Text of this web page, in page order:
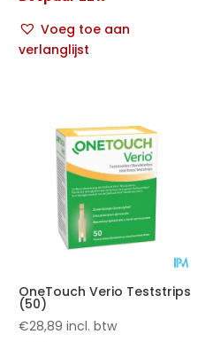
Voeg toe aan
verlanglijst
OneTouch Verio Teststrips
(50)
€28,89 incl. btw